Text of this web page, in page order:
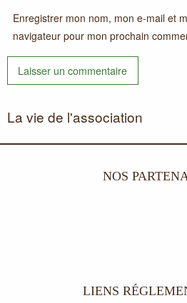
Enregistrer mon nom, mon e-mail et
navigateur pour mon prochain
La vie de l'association
NOS
LIENS